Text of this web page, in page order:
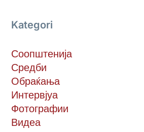
Kategori
Соопштенија
Средби
Обраќања
Интервјуа
Фотографии
Видеа